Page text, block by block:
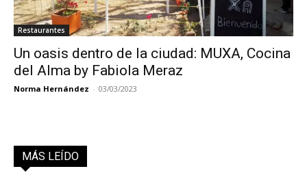
Restaurantes
Un oasis dentro de la ciudad: MUXA, Cocina
del Alma by Fabiola Meraz
Norma Hernández - 03/03/2023
MÁS LEÍDO